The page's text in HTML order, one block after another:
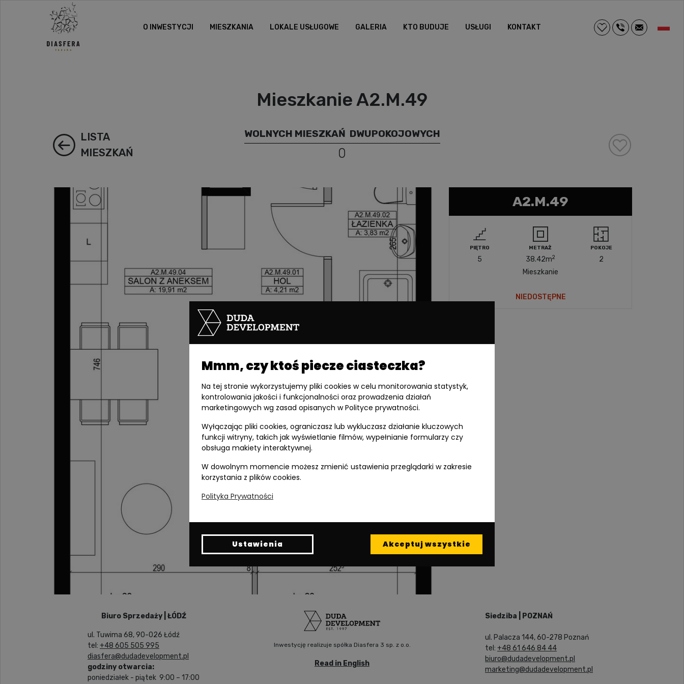
O INWESTYCJI MIESZKANIA LOKALE USŁUGOWE GALERIA KTO BUDUJE USŁUGI KONTAKT
Mieszkanie A2.M.49
LISTA
MIESZKAŃ
WOLNYCH MIESZKAŃ DWUPOKOJOWYCH
0
A2.M.49
PIĘTRO
5
METRAŻ
38.42m2
POKOJE
2
Mieszkanie
NIEDOSTĘPNE
Biuro Sprzedaży | ŁÓDŹ
ul. Tuwima 68, 90-026 Łódź
tel: +48 605 505 995
diasfera@dudadevelopment.pl
godziny otwarcia:
poniedziałek - piątek 9:00 – 17:00
Inwestycję realizuje spółka Diasfera 3 sp. z o.o.
Read in English
Siedziba | POZNAŃ
ul. Palacza 144, 60-278 Poznań
tel: +48 61 646 84 44
biuro@dudadevelopment.pl
marketing@dudadevelopment.pl
Mmm, czy ktoś piecze ciasteczka?
Na tej stronie wykorzystujemy pliki cookies w celu monitorowania statystyk,
kontrolowania jakości i funkcjonalności oraz prowadzenia działań
marketingowych wg zasad opisanych w Polityce prywatności.
Wyłączając pliki cookies, ograniczasz lub wykluczasz działanie kluczowych
funkcji witryny, takich jak wyświetlanie filmów, wypełnianie formularzy czy
obsługa makiety interaktywnej.
W dowolnym momencie możesz zmienić ustawienia przeglądarki w zakresie
korzystania z plików cookies.
Polityka Prywatności
Ustawienia Akceptuj wszystkie